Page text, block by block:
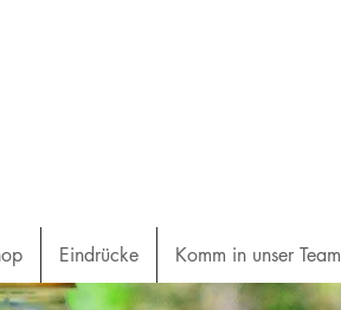
Eindrücke Komm in unser Team